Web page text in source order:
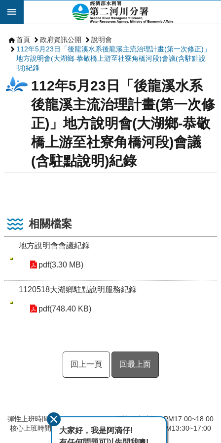
跳到主要內容區塊
首頁 政府資訊公開
說明會
112年5月23日「後龍溪水系後龍溪主流治理計畫(第一次修正)」
地方說明會(大湖鄉-恭敬橋上游至社寮角橋河段)會議(含駐點說
明)紀錄
112年5月23日「後龍溪水系
後龍溪主流治理計畫(第一次修
正)」地方說明會(大湖鄉-恭敬
橋上游至社寮角橋河段)會議
(含駐點說明)紀錄
相關檔案
地方說明會會議紀錄
pdf(3.30 MB)
1120518大湖鄉駐點說明服務紀錄
pdf(748.40 KB)
回上一頁 回最上面
彈性上班時間：AM8:00~09:00 彈性下班時間：PM17:00~18:00
核心上班時間：星期一 ~ 星期五 AM09:00~12:30 PM13:30~17:00
大家好，我是阿滴仔!